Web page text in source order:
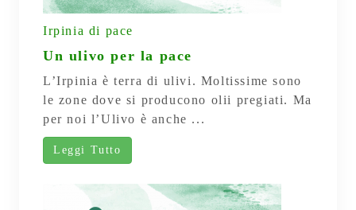
Irpinia di pace
Un ulivo per la pace
L’Irpinia è terra di ulivi. Moltissime sono
le zone dove si producono olii pregiati. Ma
per noi l’Ulivo è anche ...
Leggi Tutto